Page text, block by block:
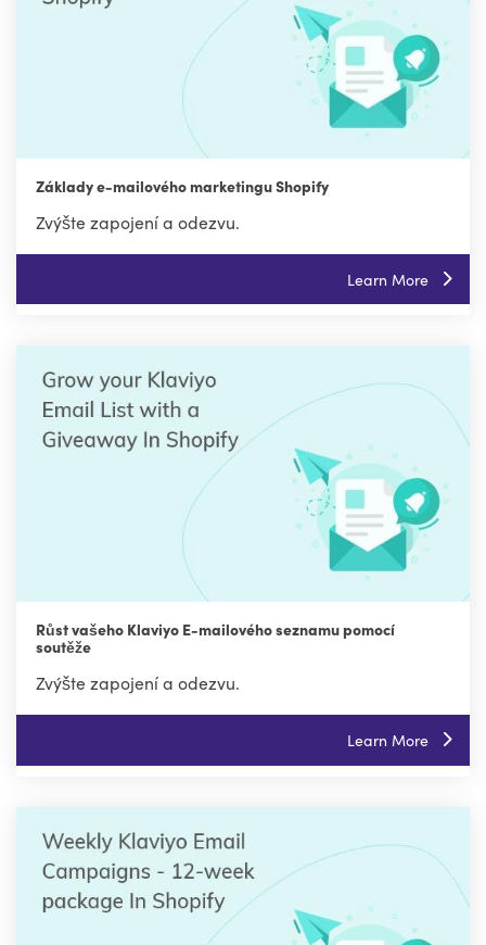
Základy e-mailového marketingu Shopify
Zvýšte zapojení a odezvu.
Learn More
Růst vašeho Klaviyo E-mailového seznamu pomocí
soutěže
Zvýšte zapojení a odezvu.
Learn More